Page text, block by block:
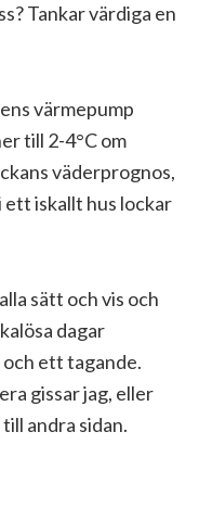
Tankar värdiga en
värmepump
till 2-4°C om
väderprognos,
ett iskallt hus lockar
sätt och vis och
dagar
ett tagande.
gissar jag, eller
andra sidan.